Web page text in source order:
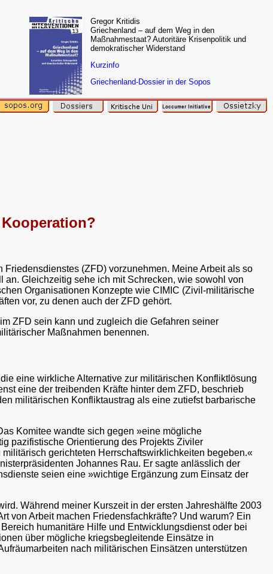
Gregor Kritidis
Griechenland – auf dem Weg in den
Maßnahmestaat? Autoritäre Krisenpolitik und
demokratischer Widerstand
Kurzinfo
Griechenland-Dossier in der Sopos
(ZFD) vorzunehmen. Meine Arbeit als so
Gleichzeitig sehe ich mit Schrecken, wie sowohl von
Organisationen Konzepte wie CIMIC (Zivil-militärische
vor, zu denen auch der ZFD gehört.
ZFD sein kann und zugleich die Gefahren seiner
Maßnahmen benennen.
eine wirkliche Alternative zur militärischen Konfliktlösung
eine der treibenden Kräfte hinter dem ZFD, beschrieb
militärischen Konfliktaustrag als eine zutiefst barbarische
Komitee wandte sich gegen »eine mögliche
pazifistische Orientierung des Projekts Ziviler
gerichteten Herrschaftswirklichkeiten begeben.«
Johannes Rau. Er sagte anlässlich der
seien eine »wichtige Ergänzung zum Einsatz der
Während meiner Kurszeit in der ersten Jahreshälfte 2003
von Arbeit machen Friedensfachkräfte? Und warum? Ein
humanitäre Hilfe und Entwicklungsdienst oder bei
über mögliche kriegsbegleitende Einsätze in
nach militärischen Einsätzen unterstützen